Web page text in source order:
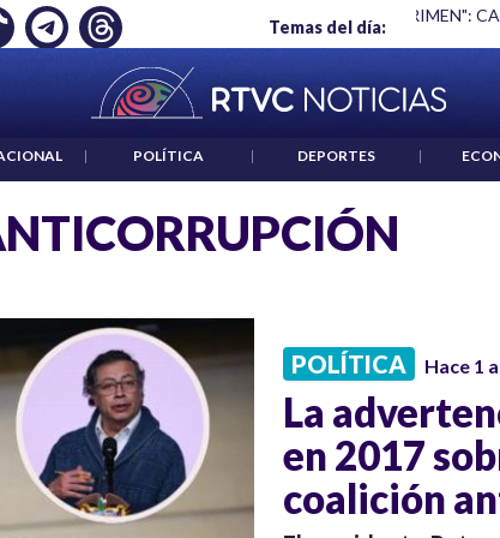
Temas del día:
EMPLEO: JP MORGAN "HABLAR NO ES UN CRIMEN":
| POLÍTICA | DEPORTES |
POLÍTICA Hace 1
La
en 2017
coalición